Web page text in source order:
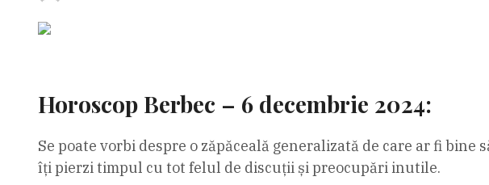
Horoscop Berbec – 6 decembrie 2024:
Se poate vorbi despre o zăpăceală generalizată de care ar fi
îți pierzi timpul cu tot felul de discuții și preocupări inutile.